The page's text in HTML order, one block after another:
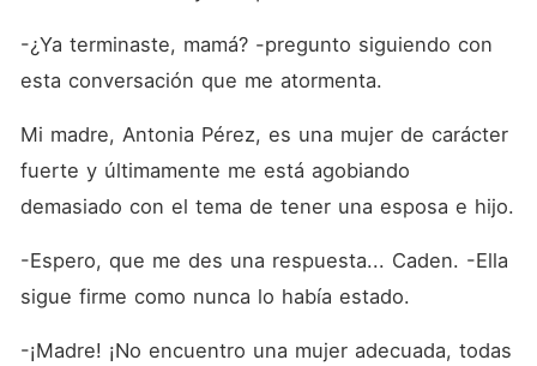
-¿Ya terminaste, mamá? -pregunto siguiendo con
esta conversación que me atormenta.
Mi madre, Antonia Pérez, es una mujer de carácter
fuerte y últimamente me está agobiando
-Espero, que me des una respuesta... Caden. -Ella
sigue firme como nunca lo había estado.
-¡Madre! ¡No encuentro una mujer adecuada, todas